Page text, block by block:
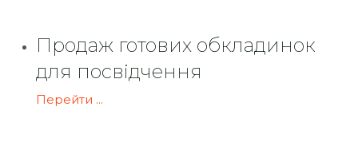
Продаж готових обкладинок
для посвідчення
Перейти ...